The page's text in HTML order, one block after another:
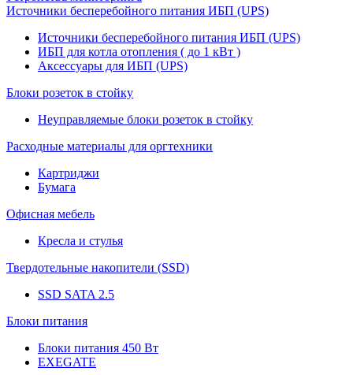
Источники бесперебойного питания ИБП (UPS)
Источники бесперебойного питания ИБП (UPS)
ИБП для котла отопления ( до 1 кВт )
Аксессуары для ИБП (UPS)
Блоки розеток в стойку
Неуправляемые блоки розеток в стойку
Расходные материалы для оргтехники
Картриджи
Бумага
Офисная мебель
Кресла и стулья
Твердотельные накопители (SSD)
SSD SATA 2.5
Блоки питания
Блоки питания 450 Вт
EXEGATE